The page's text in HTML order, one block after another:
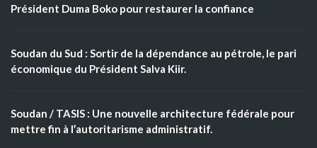
Président Duma Boko pour restaurer la confiance
Soudan du Sud : Sortir de la dépendance au pétrole, le pari
économique du Président Salva Kiir.
Soudan / TASIS : Une nouvelle architecture fédérale pour
mettre fin à l’autoritarisme administratif.